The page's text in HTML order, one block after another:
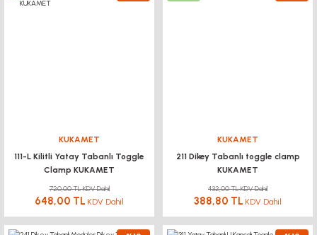
KUKAMET
111-L Kilitli Yatay Tabanlı Toggle
Clamp KUKAMET
720,00 TL KDV Dahil
648,00 TL KDV Dahil
KUKAMET
211 Dikey Tabanlı toggle clamp
KUKAMET
432,00 TL KDV Dahil
388,80 TL KDV Dahil